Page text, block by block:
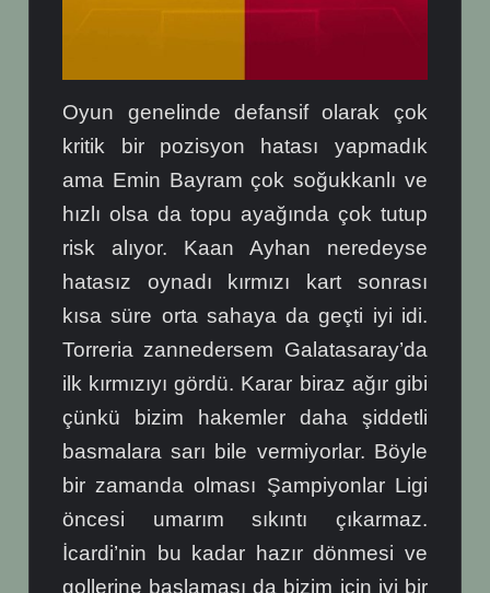
Oyun genelinde defansif olarak çok
kritik bir pozisyon hatası yapmadık
ama Emin Bayram çok soğukkanlı ve
hızlı olsa da topu ayağında çok tutup
risk alıyor. Kaan Ayhan neredeyse
hatasız oynadı kırmızı kart sonrası
kısa süre orta sahaya da geçti iyi idi.
Torreria zannedersem Galatasaray’da
ilk kırmızıyı gördü. Karar biraz ağır gibi
çünkü bizim hakemler daha şiddetli
basmalara sarı bile vermiyorlar. Böyle
bir zamanda olması Şampiyonlar Ligi
öncesi umarım sıkıntı çıkarmaz.
İcardi’nin bu kadar hazır dönmesi ve
gollerine başlaması da bizim için iyi bir